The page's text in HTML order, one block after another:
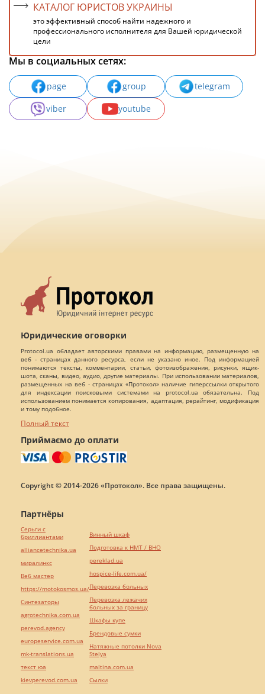
КАТАЛОГ ЮРИСТОВ УКРАИНЫ
это эффективный способ найти надежного и
профессионального исполнителя для Вашей юридической
цели
Мы в социальных сетях:
page group
telegram
viber
youtube
Юридические оговорки
Protocol.ua обладает авторскими правами на информацию, размещенную на
веб - страницах данного ресурса, если не указано иное. Под информацией
понимаются тексты, комментарии, статьи, фотоизображения, рисунки, ящик-
шота, сканы, видео, аудио, другие материалы. При использовании материалов,
размещенных на веб - страницах «Протокол» наличие гиперссылки открытого
для индексации поисковыми системами на protocol.ua обязательна. Под
использованием понимается копирования, адаптация, рерайтинг, модификация
и тому подобное.
Полный текст
Приймаємо до оплати
Copyright © 2014-2026 «Протокол». Все права защищены.
Партнёры
Серьги с
бриллиантами
alliancetechnika.ua
миралинкс
Веб мастер
https://motokosmos.ua/
Синтезаторы
agrotechnika.com.ua
perevod.agency
europeservice.com.ua
mk-translations.ua
текст юа
kievperevod.com.ua
Винный шкаф
Подготовка к НМТ / ВНО
pereklad.ua
hospice-life.com.ua/
Перевозка больных
Перевозка лежачих
больных за границу
Шкафы купе
Брендовые сумки
Натяжные потолки Nova
Stelya
maltina.com.ua
Cылки